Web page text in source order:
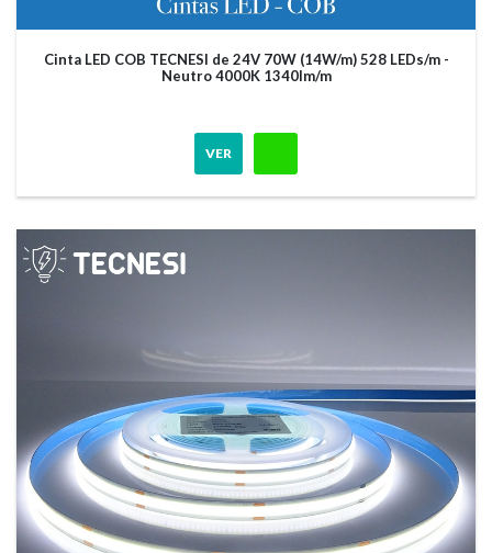
Cinta LED COB TECNESI de 24V 70W (14W/m) 528 LEDs/m -
Neutro 4000K 1340lm/m
VER